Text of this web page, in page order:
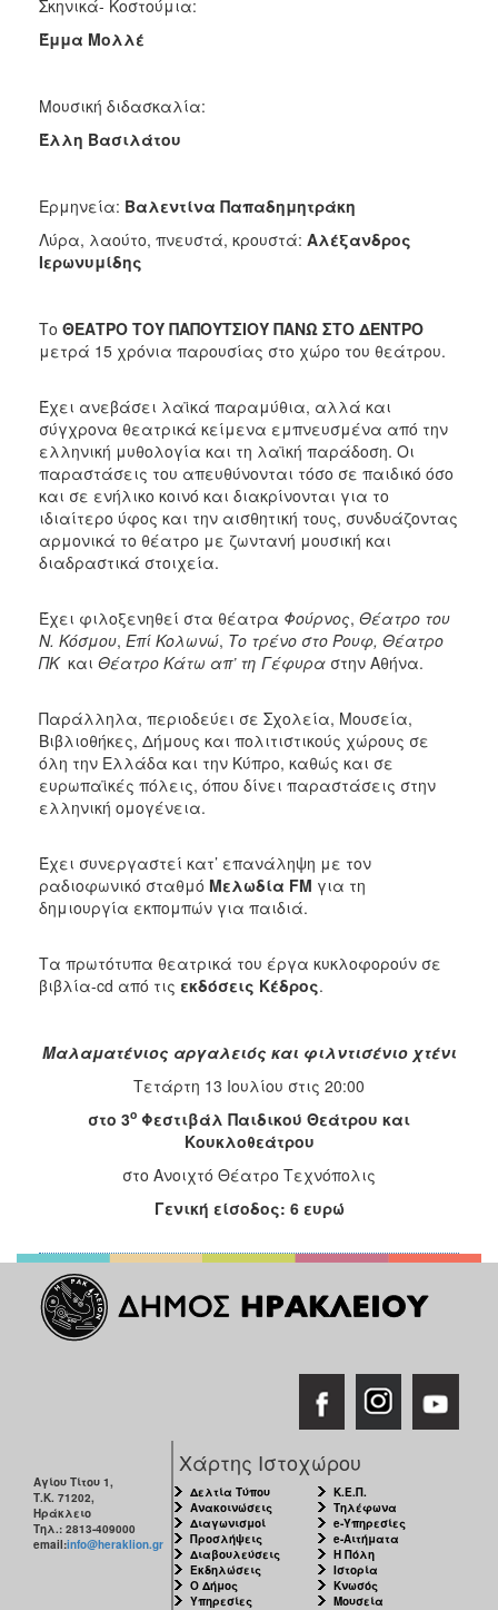
Σκηνικά- Κοστούμια:
Έμμα Μολλέ
Μουσική διδασκαλία:
Έλλη Βασιλάτου
Ερμηνεία: Βαλεντίνα Παπαδημητράκη
Λύρα, λαούτο, πνευστά, κρουστά: Αλέξανδρος
Ιερωνυμίδης
Το ΘΕΑΤΡΟ ΤΟΥ ΠΑΠΟΥΤΣΙΟΥ ΠΑΝΩ ΣΤΟ ΔΕΝΤΡΟ
μετρά 15 χρόνια παρουσίας στο χώρο του θεάτρου.
Έχει ανεβάσει λαϊκά παραμύθια, αλλά και
σύγχρονα θεατρικά κείμενα εμπνευσμένα από την
ελληνική μυθολογία και τη λαϊκή παράδοση. Οι
παραστάσεις του απευθύνονται τόσο σε παιδικό όσο
και σε ενήλικο κοινό και διακρίνονται για το
ιδιαίτερο ύφος και την αισθητική τους, συνδυάζοντας
αρμονικά το θέατρο με ζωντανή μουσική και
διαδραστικά στοιχεία.
Έχει φιλοξενηθεί στα θέατρα Φούρνος, Θέατρο του
Ν. Κόσμου, Επί Κολωνώ, Το τρένο στο Ρουφ, Θέατρο
ΠΚ και Θέατρο Κάτω απ’ τη Γέφυρα στην Αθήνα.
Παράλληλα, περιοδεύει σε Σχολεία, Μουσεία,
Βιβλιοθήκες, Δήμους και πολιτιστικούς χώρους σε
όλη την Ελλάδα και την Κύπρο, καθώς και σε
ευρωπαϊκές πόλεις, όπου δίνει παραστάσεις στην
ελληνική ομογένεια.
Έχει συνεργαστεί κατ’ επανάληψη με τον
ραδιοφωνικό σταθμό Μελωδία FM για τη
δημιουργία εκπομπών για παιδιά.
Τα πρωτότυπα θεατρικά του έργα κυκλοφορούν σε
βιβλία-cd από τις εκδόσεις Κέδρος.
Μαλαματένιος αργαλειός και φιλντισένιο χτένι
Τετάρτη 13 Ιουλίου στις 20:00
στο 3ο Φεστιβάλ Παιδικού Θεάτρου και
Κουκλοθεάτρου
στο Ανοιχτό Θέατρο Τεχνόπολις
Γενική είσοδος: 6 ευρώ
Αγίου Τίτου 1,
Τ.Κ. 71202,
Ηράκλειο
Τηλ.: 2813-409000
email:info@heraklion.gr
Χάρτης Ιστοχώρου
Δελτία Τύπου
Ανακοινώσεις
Διαγωνισμοί
Προσλήψεις
Διαβουλεύσεις
Εκδηλώσεις
Ο Δήμος
Υπηρεσίες
Κ.Ε.Π.
Τηλέφωνα
e-Υπηρεσίες
e-Αιτήματα
Η Πόλη
Ιστορία
Κνωσός
Μουσεία